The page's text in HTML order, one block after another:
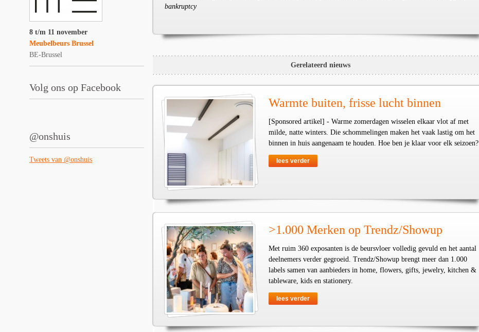
8 t/m 11 november
Meubelbeurs Brussel
BE-Brussel
Volg ons op Facebook
@onshuis
Tweets van @onshuis
bankruptcy
Gerelateerd nieuws
Warmte buiten, frisse lucht binnen
[Sponsored artikel] - Warme zomerdagen wisselen elkaar vlot af met
milde, natte winters. Die schommelingen maken het vaak lastig om het
binnen in huis aangenaam te houden. Hoe ben je klaar voor elk seizoen?
lees verder
>1.000 Merken op Trendz/Showup
Met ruim 360 exposanten is de beursvloer volledig gevuld en het aantal
deelnemers verder gegroeid. Trendz/Showup brengt meer dan 1.000
labels samen van aanbieders in home, flowers, gifts, jewelry, kitchen &
tableware, kids en stationery.
lees verder